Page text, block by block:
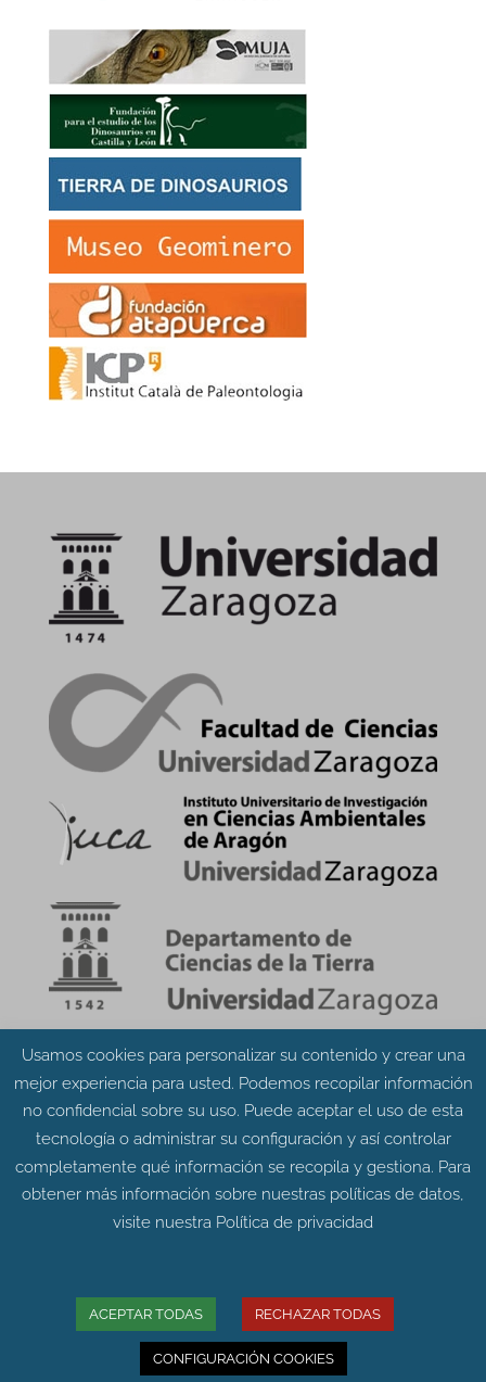
Aviso Legal
Política de Privacidad
Política de Cookies
Edificio de Geológicas. Pedro Cerbuna 12 - 50009
ZARAGOZA
Diseño web:Intesiscon
Usamos cookies para personalizar su contenido y crear una
mejor experiencia para usted. Podemos recopilar información
no confidencial sobre su uso. Puede aceptar el uso de esta
tecnología o administrar su configuración y así controlar
completamente qué información se recopila y gestiona. Para
obtener más información sobre nuestras políticas de datos,
visite nuestra Política de privacidad
ACEPTAR TODAS RECHAZAR TODAS
CONFIGURACIÓN COOKIES